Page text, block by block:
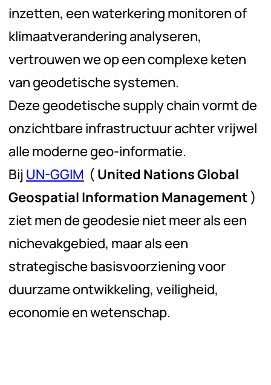
inzetten, een waterkering monitoren of
klimaatverandering analyseren,
vertrouwen we op een complexe keten
van geodetische systemen.
Deze geodetische supply chainvormt de
onzichtbare infrastructuur achter vrijwel
alle moderne geo-informatie.
Bij UN-GGIM ( United Nations Global
Geospatial Information Management )
ziet men de geodesie niet meer als een
nichevakgebied, maar als een
strategische basisvoorziening voor
duurzame ontwikkeling, veiligheid,
economie en wetenschap.